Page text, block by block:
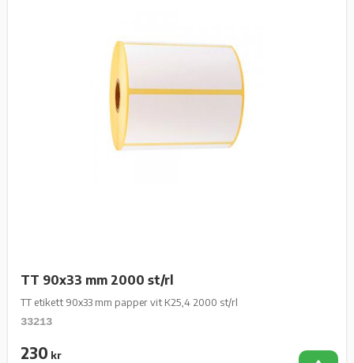
TT 90x33 mm 2000 st/rl
TT etikett 90x33 mm papper vit K25,4 2000 st/rl
33213
230 kr